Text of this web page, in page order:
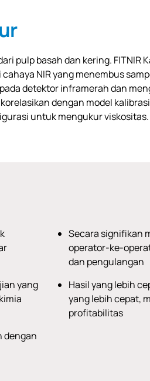
pulp basah dan kering.
NIR yang menembus
detektor inframerah dan
dengan model
untuk mengukur viskositas.
Secara signifikan
operator-ke-
dan pengulangan
yang
Hasil yang lebih
yang lebih cepat,
profitabilitas
dengan